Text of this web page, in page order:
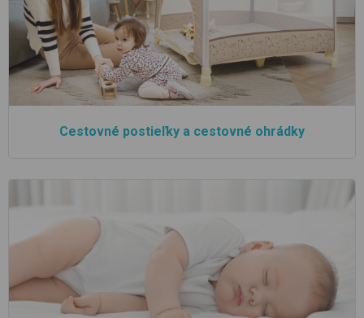
Cestovné postieľky a cestovné ohrádky